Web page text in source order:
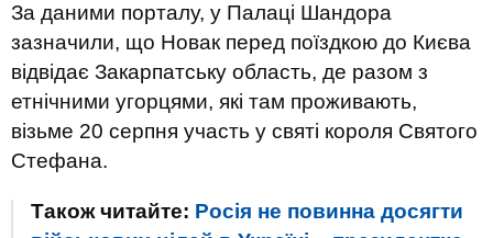
За даними порталу, у Палаці Шандора
зазначили, що Новак перед поїздкою до Києва
відвідає Закарпатську область, де разом з
етнічними угорцями, які там проживають,
візьме 20 серпня участь у святі короля Святого
Стефана.
Також читайте: Росія не повинна досягти